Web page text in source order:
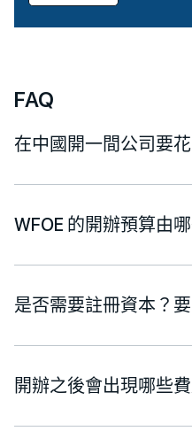
FAQ
在中國開一間公司要
WFOE 的開辦預算由
是否需要註冊資本？
開辦之後會出現哪些